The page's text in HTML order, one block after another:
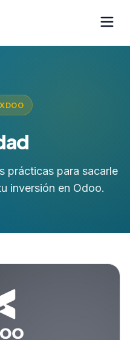
prácticas para sacarle
inversión en Odoo.